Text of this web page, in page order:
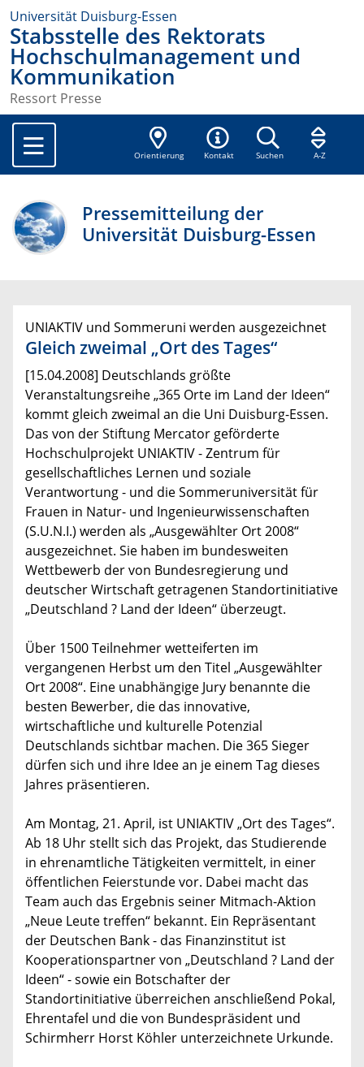
Universität Duisburg-Essen
Stabsstelle des Rektorats
Hochschulmanagement und
Kommunikation
Ressort Presse
Orientierung Kontakt Suchen A-Z
Pressemitteilung der
Universität Duisburg-Essen
UNIAKTIV und Sommeruni werden ausgezeichnet
Gleich zweimal „Ort des Tages“
[15.04.2008] Deutschlands größte
Veranstaltungsreihe „365 Orte im Land der Ideen“
kommt gleich zweimal an die Uni Duisburg-Essen.
Das von der Stiftung Mercator geförderte
Hochschulprojekt UNIAKTIV - Zentrum für
gesellschaftliches Lernen und soziale
Verantwortung - und die Sommeruniversität für
Frauen in Natur- und Ingenieurwissenschaften
(S.U.N.I.) werden als „Ausgewählter Ort 2008“
ausgezeichnet. Sie haben im bundesweiten
Wettbewerb der von Bundesregierung und
deutscher Wirtschaft getragenen Standortinitiative
„Deutschland ? Land der Ideen“ überzeugt.
Über 1500 Teilnehmer wetteiferten im
vergangenen Herbst um den Titel „Ausgewählter
Ort 2008“. Eine unabhängige Jury benannte die
besten Bewerber, die das innovative,
wirtschaftliche und kulturelle Potenzial
Deutschlands sichtbar machen. Die 365 Sieger
dürfen sich und ihre Idee an je einem Tag dieses
Jahres präsentieren.
Am Montag, 21. April, ist UNIAKTIV „Ort des Tages“.
Ab 18 Uhr stellt sich das Projekt, das Studierende
in ehrenamtliche Tätigkeiten vermittelt, in einer
öffentlichen Feierstunde vor. Dabei macht das
Team auch das Ergebnis seiner Mitmach-Aktion
„Neue Leute treffen“ bekannt. Ein Repräsentant
der Deutschen Bank - das Finanzinstitut ist
Kooperationspartner von „Deutschland ? Land der
Ideen“ - sowie ein Botschafter der
Standortinitiative überreichen anschließend Pokal,
Ehrentafel und die von Bundespräsident und
Schirmherr Horst Köhler unterzeichnete Urkunde.